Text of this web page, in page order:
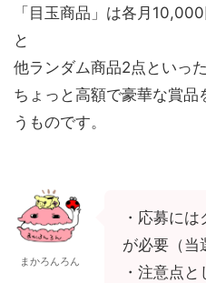
「目玉商品」は各月
と
他ランダム商品2点といっ
ちょっと高額で豪華な賞
うものです。
まかろんろん
・応募に
が必要（当
・注意点